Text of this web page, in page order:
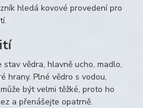
hledá kovové provedení pro
vědra, hlavně ucho, madlo,
hrany. Plné vědro s vodou,
být velmi těžké, proto ho
a přenášejte opatrně.